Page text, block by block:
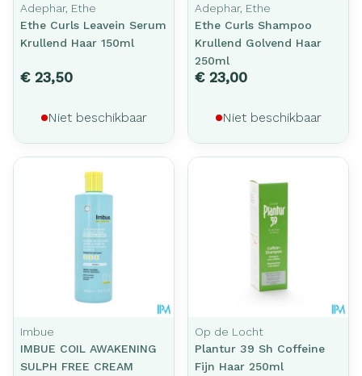
Adephar, Ethe
Ethe Curls Leavein Serum
Krullend Haar 150ml
€ 23,50
Niet beschikbaar
Adephar, Ethe
Ethe Curls Shampoo
Krullend Golvend Haar
250ml
€ 23,00
Niet beschikbaar
Imbue
IMBUE COIL AWAKENING
SULPH FREE CREAM
Op de Locht
Plantur 39 Sh Coffeine
Fijn Haar 250ml